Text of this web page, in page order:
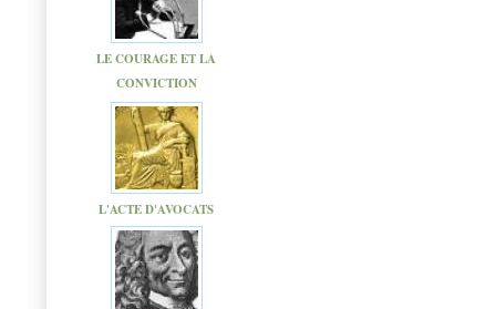
LE COURAGE ET LA
CONVICTION
L'ACTE D'AVOCATS